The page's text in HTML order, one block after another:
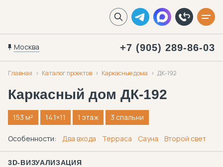
Москва +7 (905) 289-86-03
Главная Каталог проектов Каркасные дома ДК-192
Каркасный дом ДК-192
153 м² 14.1×11 1 этаж 3 спальни
Особенности: Два входа Терраса Сауна Второй свет
3D-ВИЗУАЛИЗАЦИЯ